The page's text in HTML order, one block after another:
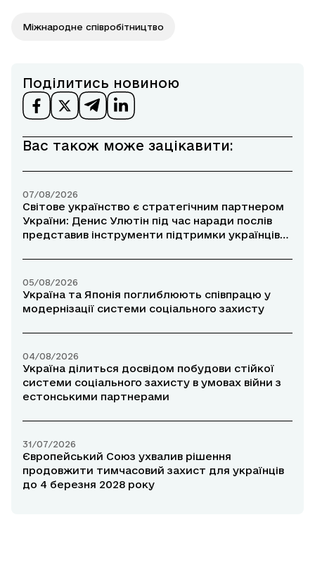
Міжнародне співробітництво
Поділитись новиною
Вас також може зацікавити:
07/08/2026
Світове українство є стратегічним партнером
України: Денис Улютін під час наради послів
представив інструменти підтримки українців
05/08/2026
Україна та Японія поглиблюють співпрацю у
модернізації системи соціального захисту
04/08/2026
Україна ділиться досвідом побудови стійкої
системи соціального захисту в умовах війни з
естонськими партнерами
31/07/2026
Європейський Союз ухвалив рішення
продовжити тимчасовий захист для українців
до 4 березня 2028 року